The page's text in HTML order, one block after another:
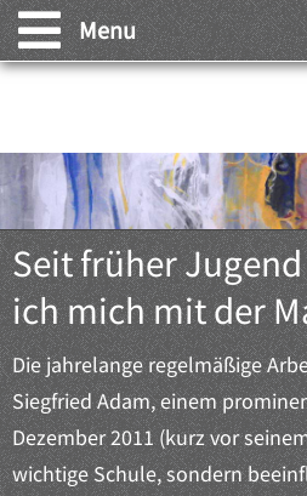
Menu
GALERIE
VITA
AUSSTELLUNGEN
KONTAKT
Seit früher
ich mich mit der
Die jahrelange regelmäßige
Siegfried Adam, einem
Dezember 2011 (kurz vor
wichtige Schule, sondern